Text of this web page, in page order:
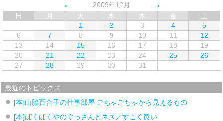
2009年12月
日
月 火 水 木 金
土
1
2 3 4
5
6
7 8 9 10 11
12
13
14 15 16 17 18
19
20
21 22 23 24 25
26
27
28 29 30 31
最近のトピックス
[本]山脇百合子の仕事部屋 ごちゃごちゃから見えるもの
[本]ぱくぱくやのぐっさんとネズ／すごく良い